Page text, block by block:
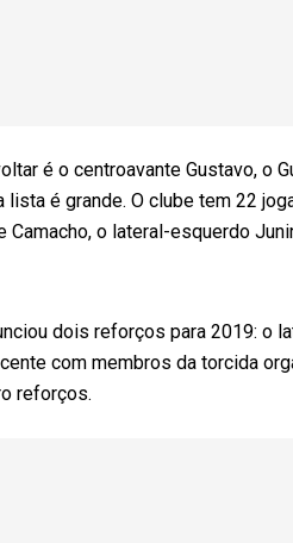
é o centroavante Gustavo, o
lista é grande. O clube tem 22
Camacho, o lateral-esquerdo
dois reforços para 2019: o
com membros da torcida
reforços.